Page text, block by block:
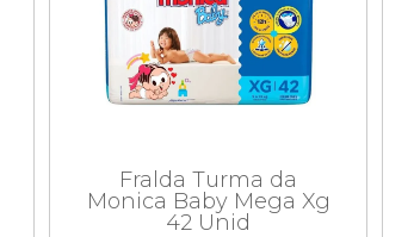
Fralda Turma da
Monica Baby Mega Xg
42 Unid